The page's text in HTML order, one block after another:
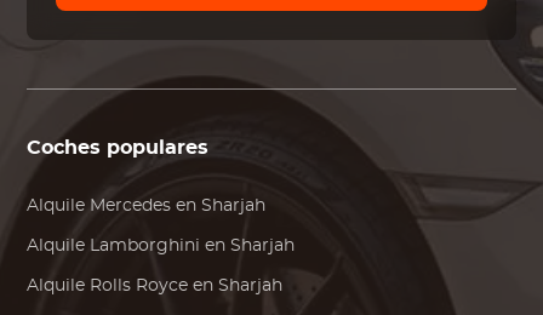
Coches populares
Alquile Mercedes en Sharjah
Alquile Lamborghini en Sharjah
Alquile Rolls Royce en Sharjah